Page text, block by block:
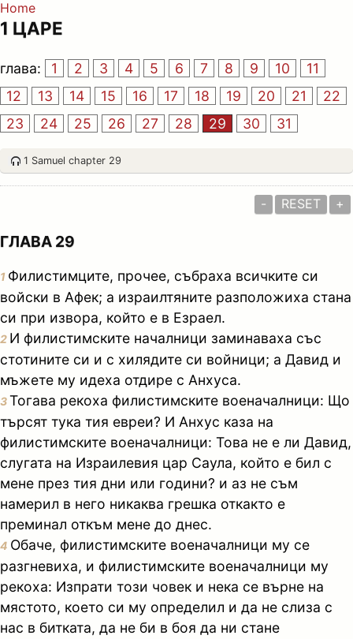
Home
1 ЦАРЕ
глава: 1 2 3 4 5 6 7 8 9 10
11
12
13 14 15 16 17 18 19 20 21
22
23
24 25 26 27 28 29 30 31
1 Samuel chapter 29
- RESET +
ГЛАВА 29
1 Филистимците, прочее, събраха всичките си
войски в Афек; а израилтяните разположиха стана
си при извора, който е в Езраел.
2 И филистимските началници заминаваха със
стотините си и с хилядите си войници; а Давид и
мъжете му идеха отдире с Анхуса.
3Тогава рекоха филистимските военачалници: Що
търсят тука тия евреи? И Анхус каза на
филистимските военачалници: Това не е ли Давид,
слугата на Израилевия цар Саула, който е бил с
мене през тия дни или години? и аз не съм
намерил в него никаква грешка откакто е
преминал откъм мене до днес.
4 Обаче, филистимските военачалници му се
разгневиха, и филистимските военачалници му
рекоха: Изпрати този човек и нека се върне на
мястото, което си му определил и да не слиза с
нас в битката, да не би в боя да ни стане